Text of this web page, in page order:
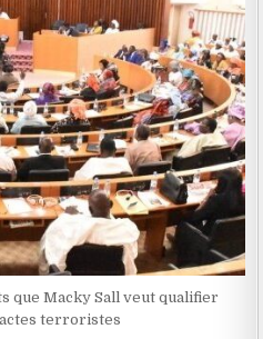
que Macky Sall veut qualifier
terroristes